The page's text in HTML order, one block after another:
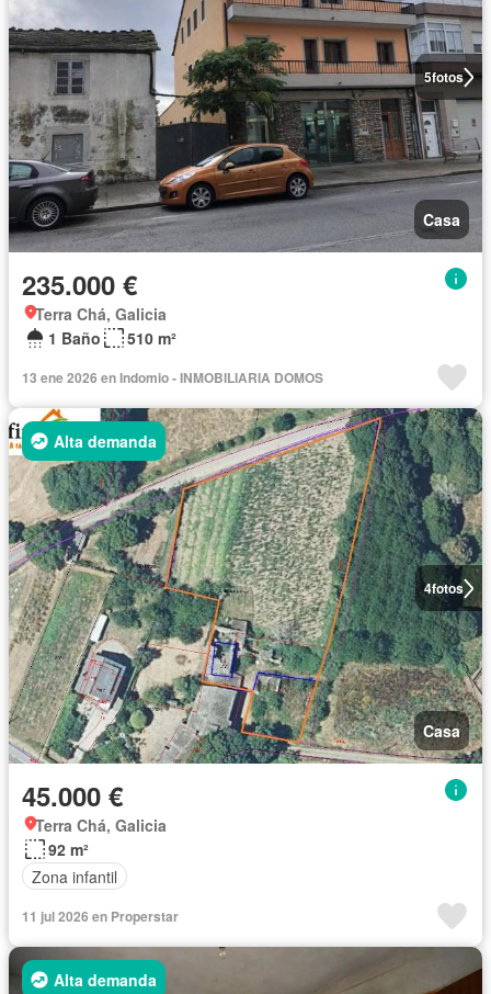
5fotos
Casa
235.000 €
Terra Chá, Galicia
1 Baño
510 m²
13 ene 2026 en Indomio - INMOBILIARIA DOMOS
4fotos
Alta demanda
Casa
45.000 €
Terra Chá, Galicia
92 m²
Zona infantil
11 jul 2026 en Properstar
Alta demanda